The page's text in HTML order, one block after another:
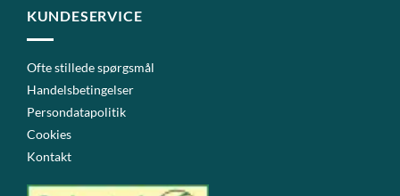
KUNDESERVICE
Ofte stillede spørgsmål
Handelsbetingelser
Persondatapolitik
Cookies
Kontakt